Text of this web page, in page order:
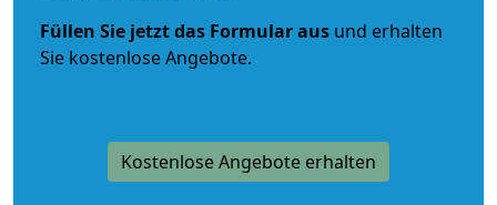
Füllen Sie jetzt das Formular aus und erhalten
Sie kostenlose Angebote.
Kostenlose Angebote erhalten